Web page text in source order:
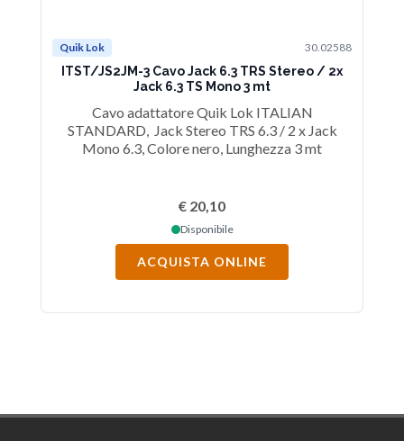
Quik Lok 30.02588
ITST/JS2JM-3 Cavo Jack 6.3 TRS Stereo / 2x
Jack 6.3 TS Mono 3 mt
Cavo adattatore Quik Lok ITALIAN
STANDARD, Jack Stereo TRS 6.3 / 2 x Jack
Mono 6.3, Colore nero, Lunghezza 3 mt
€ 20,10
Disponibile
ACQUISTA ONLINE